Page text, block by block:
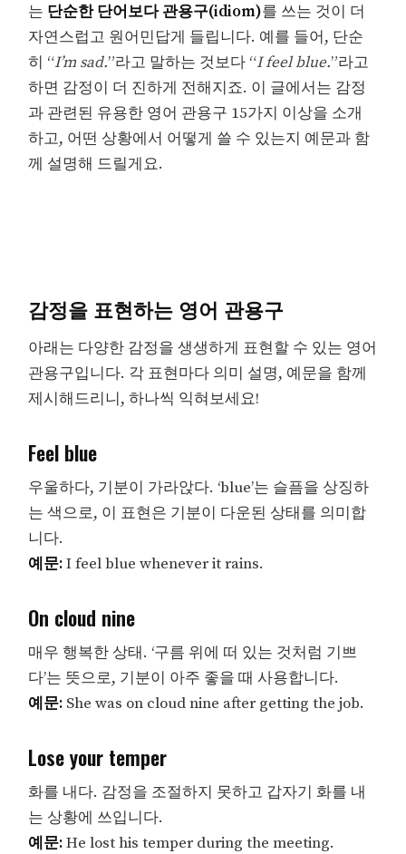
는 단순한 단어보다 관용구(idiom)를 쓰는 것이 더
자연스럽고 원어민답게 들립니다. 예를 들어, 단순
히 “I’m sad.”라고 말하는 것보다 “I feel blue.”라고
하면 감정이 더 진하게 전해지죠. 이 글에서는 감정
과 관련된 유용한 영어 관용구 15가지 이상을 소개
하고, 어떤 상황에서 어떻게 쓸 수 있는지 예문과 함
께 설명해 드릴게요.
감정을 표현하는 영어 관용구
아래는 다양한 감정을 생생하게 표현할 수 있는 영어
관용구입니다. 각 표현마다 의미 설명, 예문을 함께
제시해드리니, 하나씩 익혀보세요!
Feel blue
우울하다, 기분이 가라앉다. ‘blue’는 슬픔을 상징하
는 색으로, 이 표현은 기분이 다운된 상태를 의미합
니다.
예문:I feel blue whenever it rains.
On cloud nine
매우 행복한 상태. ‘구름 위에 떠 있는 것처럼 기쁘
다’는 뜻으로, 기분이 아주 좋을 때 사용합니다.
예문: She was on cloud nine after getting the job.
Lose your temper
화를 내다. 감정을 조절하지 못하고 갑자기 화를 내
는 상황에 쓰입니다.
예문:He lost his temper during the meeting.